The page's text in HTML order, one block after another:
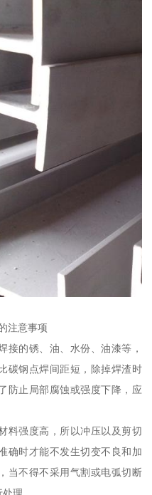
注意事项
接的锈、油、水份、油漆等，
碳钢点焊间距短，除掉焊渣时
防止局部腐蚀或强度下降，应
料强度高，所以冲压以及剪切
确时才能不发生切变不良和加
当不得不采用气割或电弧切断
理。